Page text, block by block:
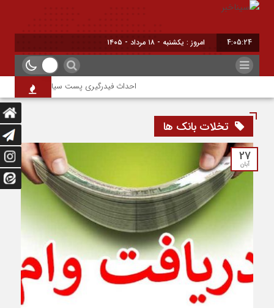
4:05:25 امروز : یکشنبه - ۱۸ مرداد - ۱۴۰۵
احداث فیدرگیری پست سیار شهرک رازی؛
تخلات بانک ها
27
آبان